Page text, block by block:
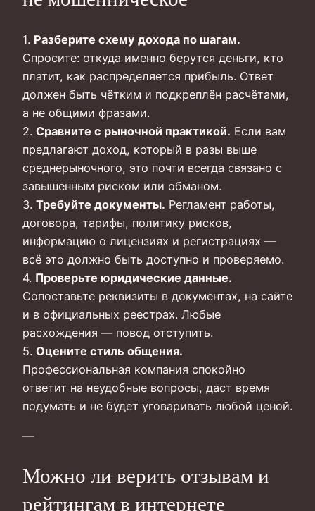
1. Разберите схему дохода по шагам.
Спросите: откуда именно берутся деньги, кто
платит, как распределяется прибыль. Ответ
должен быть чётким и подкреплён расчётами,
а не общими фразами.
2. Сравните с рыночной практикой. Если вам
предлагают доход, который в разы выше
среднерыночного, это почти всегда связано с
завышенным риском или обманом.
3. Требуйте документы. Регламент работы,
договора, тарифы, политику рисков,
информацию о лицензиях и регистрациях —
всё это должно быть доступно и проверяемо.
4. Проверьте юридические данные.
Сопоставьте реквизиты в документах, на сайте
и в официальных реестрах. Любые
расхождения — повод отступить.
5. Оцените стиль общения.
Профессиональная компания спокойно
ответит на неудобные вопросы, даст время
подумать и не будет уговаривать любой ценой.
—
Можно ли верить отзывам и
рейтингам в интернете